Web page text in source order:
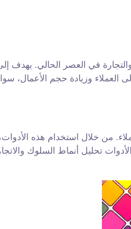
في العصر الحالي. يهدف
العملاء وزيادة حجم الأعمال،
من خلال استخدام هذه
تحليل أنماط السلوك